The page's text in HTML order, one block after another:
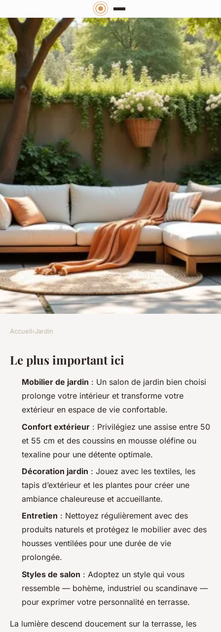
Envie de confort en extérieur
avec un salon de jardin
Arielle •19/05/2026 09:41•9 min de lecture
Accueil›Jardin
Le plus important ici
Mobilier de jardin : Un salon de jardin bien choisi
prolonge votre intérieur et transforme votre
extérieur en espace de vie confortable.
Confort extérieur : Privilégiez une assise entre 50
et 55 cm et des coussins en mousse oléfine ou
texaline pour une détente optimale.
Décoration jardin : Jouez avec les textiles, les
tapis d’extérieur et les plantes pour créer une
ambiance chaleureuse et accueillante.
Entretien : Nettoyez régulièrement avec des
produits naturels et protégez le mobilier avec des
housses ventilées pour une durée de vie
prolongée.
Styles de salon : Adoptez un style qui vous
ressemble — bohème, industriel ou scandinave —
pour exprimer votre personnalité en terrasse.
La lumière descend doucement sur la terrasse, les